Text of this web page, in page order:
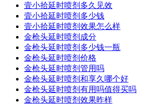
壹小拾延时喷剂多久见效
壹小拾延时喷剂多少钱
壹小拾延时喷剂效果怎么样
金枪头延时喷剂成分
金枪头延时喷剂多少钱一瓶
金枪头延时喷剂价格
金枪头延时喷剂管用吗
金枪头延时喷剂和享久哪个好
金枪头延时喷剂有用吗值得买吗
金枪头延时喷剂效果昨样